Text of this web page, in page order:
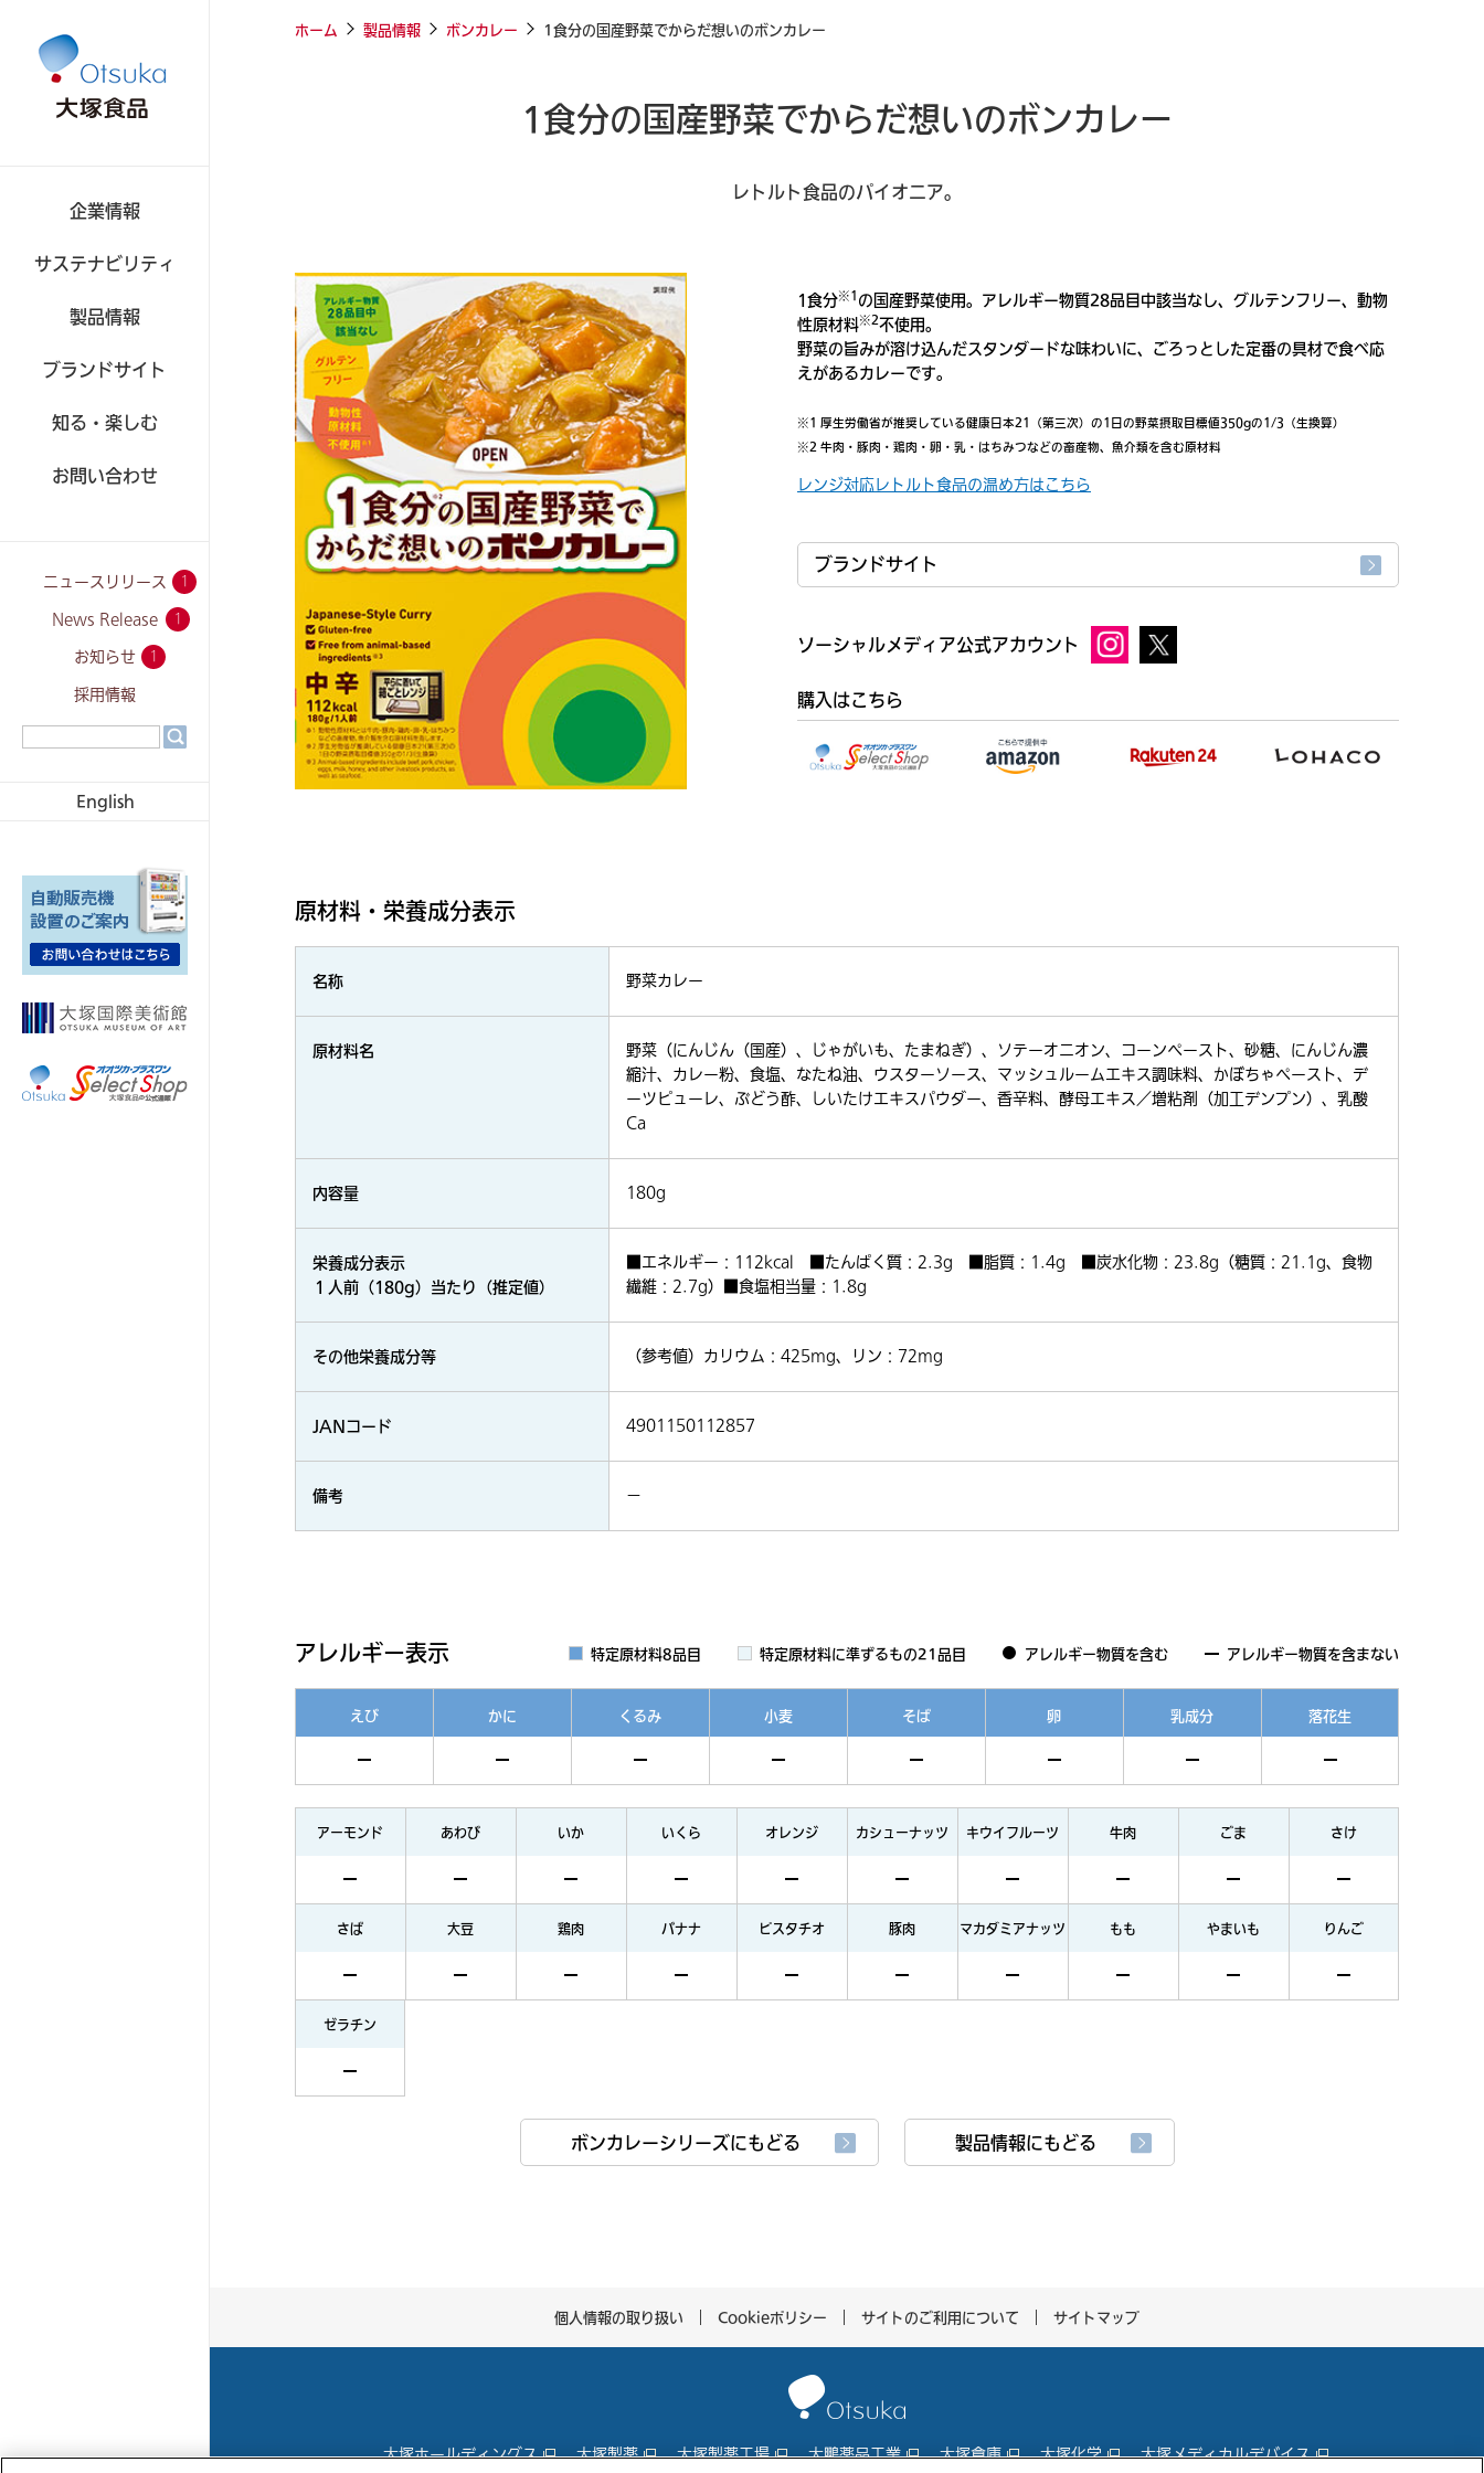
企業情報
サステナビリティ
製品情報
ブランドサイト
知る・楽しむ
お問い合わせ
ニュースリリース 1
News Release 1
お知らせ 1
採用情報
English
飲料
業務用
ホーム 製品情報 ボンカレー 1食分の国産野菜でからだ想いのボンカレー
1食分の国産野菜でからだ想いのボンカレー
レトルト食品のパイオニア。
1食分※1の国産野菜使用。アレルギー物質28品目中該当なし、グルテンフリー、動物
性原材料※2不使用。
野菜の旨みが溶け込んだスタンダードな味わいに、ごろっとした定番の具材で食べ応
えがあるカレーです。
※1 厚生労働省が推奨している健康日本21（第三次）の1日の野菜摂取目標値350gの1/3（生換算）
※2 牛肉・豚肉・鶏肉・卵・乳・はちみつなどの畜産物、魚介類を含む原材料
レンジ対応レトルト食品の温め方はこちら
ブランドサイト
ソーシャルメディア公式アカウント
購入はこちら
原材料・栄養成分表示
名称 野菜カレー
原材料名
野菜（にんじん（国産）、じゃがいも、たまねぎ）、ソテーオニオン、コーンペースト、砂糖、にんじん濃
縮汁、カレー粉、食塩、なたね油、ウスターソース、マッシュルームエキス調味料、かぼちゃペースト、デ
ーツピューレ、ぶどう酢、しいたけエキスパウダー、香辛料、酵母エキス／増粘剤（加工デンプン）、乳酸
Ca
内容量 180g
栄養成分表示
１人前（180g）当たり（推定値）
■エネルギー：112kcal ■たんぱく質：2.3g ■脂質：1.4g ■炭水化物：23.8g（糖質：21.1g、食物
繊維：2.7g）■食塩相当量：1.8g
その他栄養成分等 （参考値）カリウム：425mg、リン：72mg
JANコード 4901150112857
備考 －
アレルギー表示 特定原材料8品目 特定原材料に準ずるもの21品目 アレルギー物質を含む アレルギー物質を含まない
えび かに くるみ 小麦 そば 卵 乳成分 落花生
アーモンド あわび いか いくら オレンジ カシューナッツ キウイフルーツ 牛肉 ごま さけ
さば 大豆 鶏肉 バナナ ピスタチオ 豚肉 マカダミアナッツ もも やまいも りんご
ゼラチン
ボンカレーシリーズにもどる 製品情報にもどる
個人情報の取り扱い Cookieポリシー サイトのご利用について サイトマップ
大塚ホールディングス 大塚製薬 大塚製薬工場 大鵬薬品工業 大塚倉庫 大塚化学 大塚メディカルデバイス